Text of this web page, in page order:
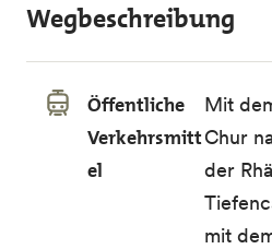
Wegbeschreibung
Öffentliche
Verkehrsmitt
el
Mit
Chur
der
mit